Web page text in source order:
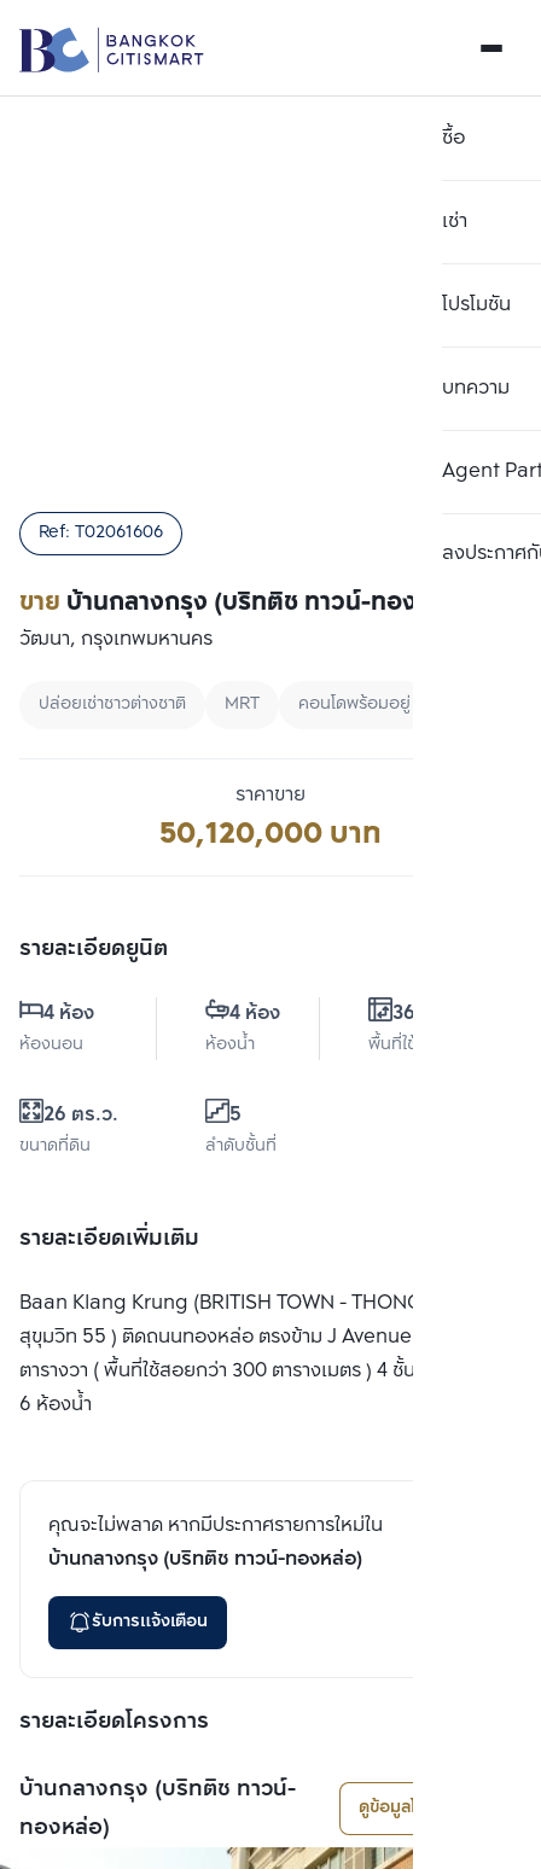
ซื้อ
เช่า
โปรโมชัน
บทความ
Agent
ลงประกาศกั
ขาย บ้านกลางกรุง (บริทติช ทาวน์-ทองหล่อ)
Ref: T02061606
วัฒนา, กรุงเทพมหานคร
ปล่อยเช่าชาวต่างชาติ MRT คอนโดพร้อมอยู่
ราคาขาย
50,120,000 บาท
รายละเอียดยูนิต
4 ห้อง
ห้องนอน
4 ห้อง
ห้องน้ำ
360 ตร.ม.
พื้นที่ใช้สอย
26 ตร.ว.
ขนาดที่ดิน
5
ลำดับชั้นที่
รายละเอียดเพิ่มเติม
Baan Klang Krung (BRITISH TOWN - THONGLOR) (
สุขุมวิท 55 ) ติดถนนทองหล่อ ตรงข้าม J Avenue ขนาด 26
ตารางวา ( พื้นที่ใช้สอยกว่า 300 ตารางเมตร ) 4 ชั้น 4 ห้องนอน
6 ห้องน้ำ
คุณจะไม่พลาด หากมีประกาศรายการใหม่ใน
บ้านกลางกรุง (บริทติช ทาวน์-ทองหล่อ)
รับการแจ้งเตือน
รายละเอียดโครงการ
บ้านกลางกรุง (บริทติช ทาวน์-
ทองหล่อ)
ดูข้อมูลโครงการ
เปรียบเทียบ